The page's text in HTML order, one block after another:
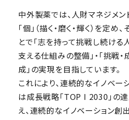
中外製薬では、人財マネジメン
「個」（描く・磨く・輝く）を定
とで「志を持って挑戦し続ける
支える仕組みの整備」・「挑戦
成」の実現を目指しています。
これにより、連続的なイノベー
は成長戦略「TOP I 2030」の
え、連続的なイノベーション創